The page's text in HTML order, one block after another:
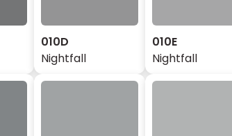
010D
Nightfall
010E
Nightfall